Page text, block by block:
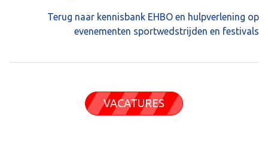
Terug naar kennisbank EHBO en hulpverlening op
evenementen sportwedstrijden en festivals
VACATURES